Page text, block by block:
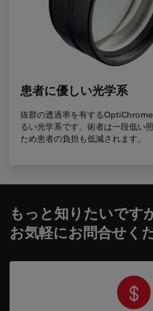
患者に優しい光学系
抜群の透過率を有するOptiChrome
るい光学系です。術者は一段低い
ため患者の負担も低減されます。
もっと知りたいです
お気軽にお問合せく